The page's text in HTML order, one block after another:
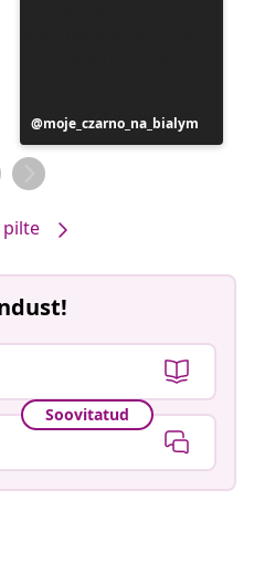
Postitus
avaldatud
moje_czarno_na_bialym
pilte
Soovitatud